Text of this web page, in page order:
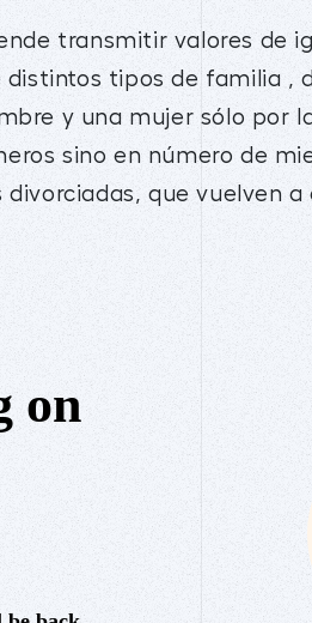
transmitir valores de
tipos de familia ,
y una mujer sólo por
sino en número de
que vuelven